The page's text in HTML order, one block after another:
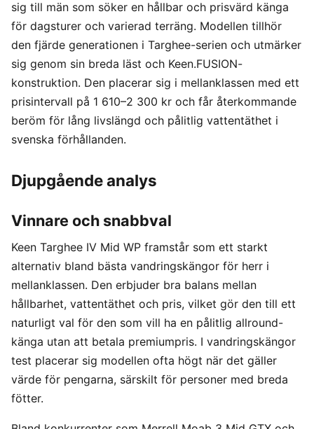
sig till män som söker en hållbar och prisvärd känga
för dagsturer och varierad terräng. Modellen tillhör
den fjärde generationen i Targhee-serien och utmärker
sig genom sin breda läst och Keen.FUSION-
konstruktion. Den placerar sig i mellanklassen med ett
prisintervall på 1 610–2 300 kr och får återkommande
beröm för lång livslängd och pålitlig vattentäthet i
svenska förhållanden.
Djupgående analys
Vinnare och snabbval
Keen Targhee IV Mid WP framstår som ett starkt
alternativ bland bästa vandringskängor för herr i
mellanklassen. Den erbjuder bra balans mellan
hållbarhet, vattentäthet och pris, vilket gör den till ett
naturligt val för den som vill ha en pålitlig allround-
känga utan att betala premiumpris. I vandringskängor
test placerar sig modellen ofta högt när det gäller
värde för pengarna, särskilt för personer med breda
fötter.